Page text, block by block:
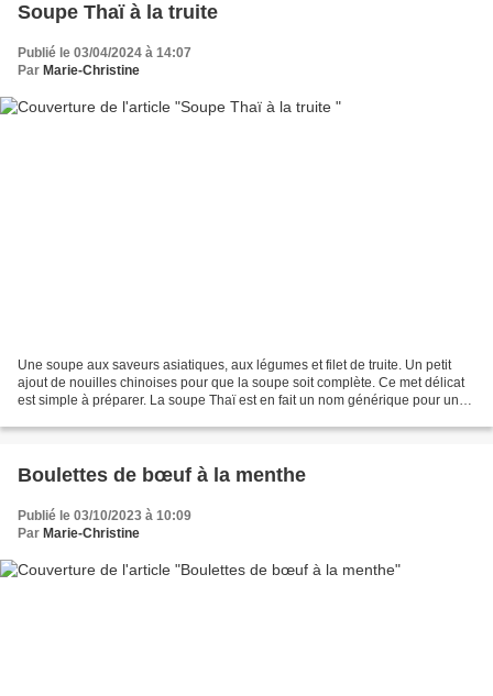
Soupe Thaï à la truite
Publié le 03/04/2024 à 14:07
Par Marie-Christine
Une soupe aux saveurs asiatiques, aux légumes et filet de truite. Un petit
ajout de nouilles chinoises pour que la soupe soit complète. Ce met délicat
est simple à préparer. La soupe Thaï est en fait un nom générique pour une
Boulettes de bœuf à la menthe
Publié le 03/10/2023 à 10:09
Par Marie-Christine